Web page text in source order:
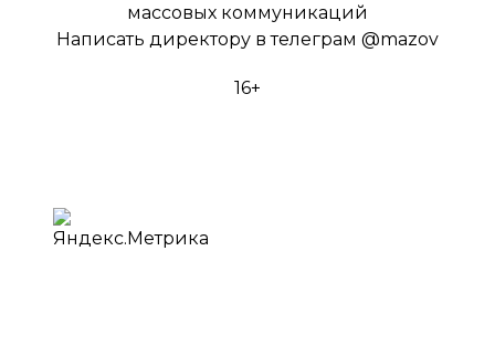
массовых коммуникаций
Написать директору в телеграм @mazov
16+